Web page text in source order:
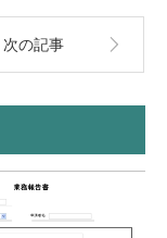
次の記事